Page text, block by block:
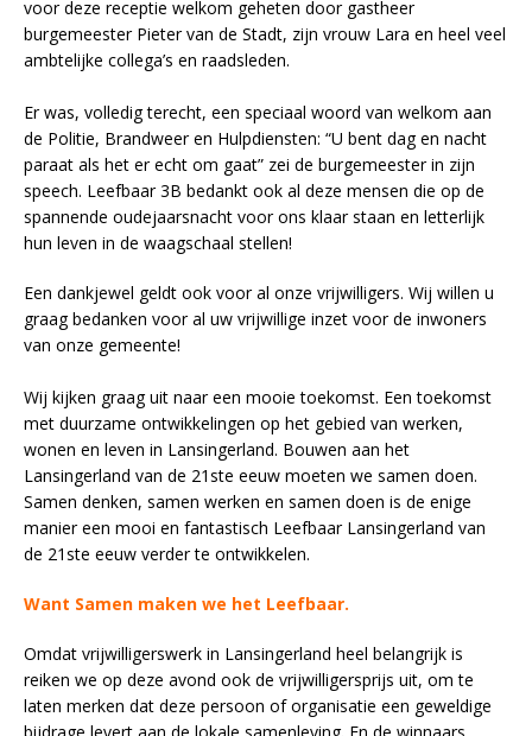
voor deze receptie welkom geheten door gastheer
burgemeester Pieter van de Stadt, zijn vrouw Lara en heel veel
ambtelijke collega’s en raadsleden.
Er was, volledig terecht, een speciaal woord van welkom aan
de Politie, Brandweer en Hulpdiensten: “U bent dag en nacht
paraat als het er echt om gaat” zei de burgemeester in zijn
speech. Leefbaar 3B bedankt ook al deze mensen die op de
spannende oudejaarsnacht voor ons klaar staan en letterlijk
hun leven in de waagschaal stellen!
Een dankjewel geldt ook voor al onze vrijwilligers. Wij willen u
graag bedanken voor al uw vrijwillige inzet voor de inwoners
van onze gemeente!
Wij kijken graag uit naar een mooie toekomst. Een toekomst
met duurzame ontwikkelingen op het gebied van werken,
wonen en leven in Lansingerland. Bouwen aan het
Lansingerland van de 21ste eeuw moeten we samen doen.
Samen denken, samen werken en samen doen is de enige
manier een mooi en fantastisch Leefbaar Lansingerland van
de 21ste eeuw verder te ontwikkelen.
Want Samen maken we het Leefbaar.
Omdat vrijwilligerswerk in Lansingerland heel belangrijk is
reiken we op deze avond ook de vrijwilligersprijs uit, om te
laten merken dat deze persoon of organisatie een geweldige